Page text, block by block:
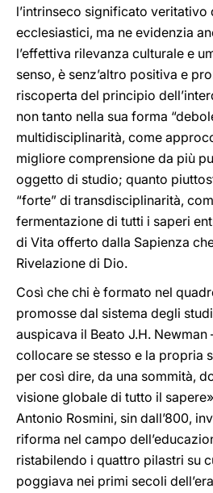
l’intrinseco significato veritativo
ecclesiastici, ma ne evidenzia
l’effettiva rilevanza culturale e
senso, è senz’altro positiva e
riscoperta del principio
non tanto nella sua forma
multidisciplinarità, come
migliore comprensione da più
oggetto di studio; quanto
“forte” di transdisciplinarità,
fermentazione di tutti i saperi
di Vita offerto dalla Sapienza
Rivelazione di Dio.
Così che chi è formato nel
promosse dal sistema degli
auspicava il Beato J.H. Newman
collocare se stesso e la propria
per così dire, da una sommità,
visione globale di tutto il sapere»
Antonio Rosmini, sin dall’800,
riforma nel campo
ristabilendo i quattro pilastri su
poggiava nei primi secoli